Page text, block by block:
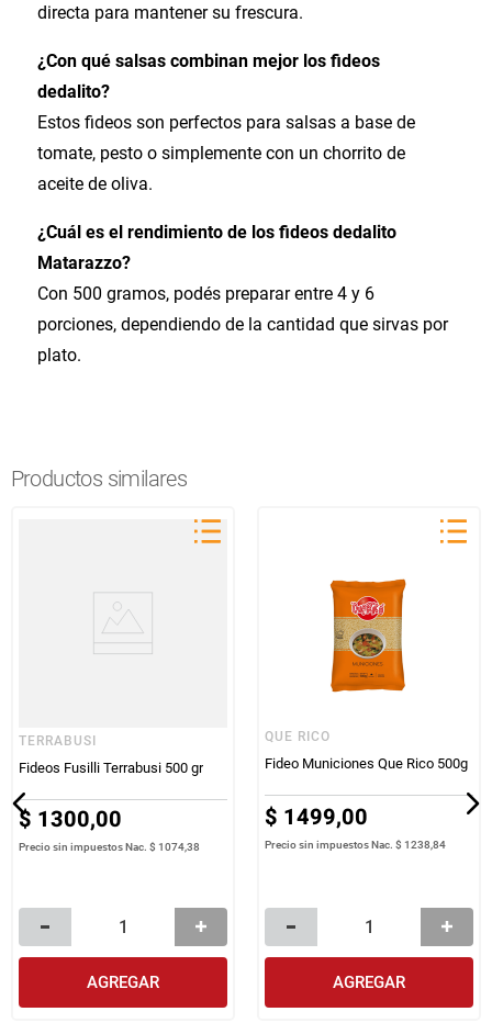
directa para mantener su frescura.
¿Con qué salsas combinan mejor los fideos
dedalito?
Estos fideos son perfectos para salsas a base de
tomate, pesto o simplemente con un chorrito de
aceite de oliva.
¿Cuál es el rendimiento de los fideos dedalito
Matarazzo?
Con 500 gramos, podés preparar entre 4 y 6
porciones, dependiendo de la cantidad que sirvas por
plato.
Productos similares
TERRABUSI
Fideos Fusilli Terrabusi 500 gr
$ 1300,00
Precio sin impuestos Nac. $ 1074,38
AGREGAR
QUE RICO
Fideo Municiones Que Rico 500g
$ 1499,00
Precio sin impuestos Nac. $ 1238,84
AGREGAR